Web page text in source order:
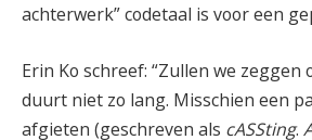
achterwerk” codetaal is voor een
Erin Ko schreef: “Zullen we zeggen
duurt niet zo lang. Misschien een
afgieten (geschreven als cASSting.